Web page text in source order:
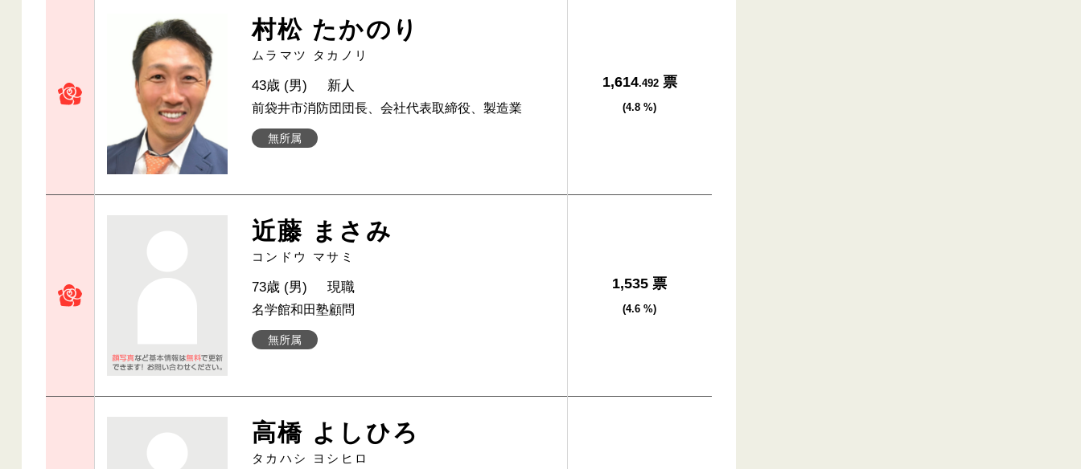
村松 たかのり
ムラマツ タカノリ
無所属
43歳 (男) 新人
前袋井市消防団団長、会社代表取締役、製造業
1,614.492票
(4.8 %)
近藤 まさみ
コンドウ マサミ
無所属
73歳 (男) 現職
名学館和田塾顧問
1,535 票
(4.6 %)
高橋 よしひろ
タカハシ ヨシヒロ